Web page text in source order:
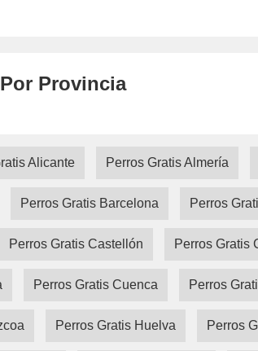
Provincia
Alicante Perros Gratis Almería
Perros Gratis Barcelona Perros
Perros Gratis Castellón Perros Gratis
Perros Gratis Cuenca Perros
Perros Gratis Huelva Perros